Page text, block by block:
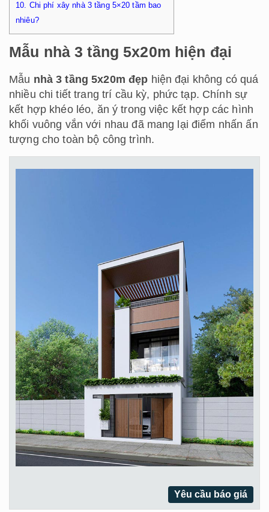
10. Chi phí xây nhà 3 tầng 5×20 tầm bao
nhiêu?
Mẫu nhà 3 tầng 5x20m hiện đại
Mẫu nhà 3 tầng 5x20m đẹp hiện đại không có quá
nhiều chi tiết trang trí cầu kỳ, phức tạp. Chính sự
kết hợp khéo léo, ăn ý trong việc kết hợp các hình
khối vuông vắn với nhau đã mang lại điểm nhấn ấn
tượng cho toàn bộ công trình.
Yêu cầu báo giá